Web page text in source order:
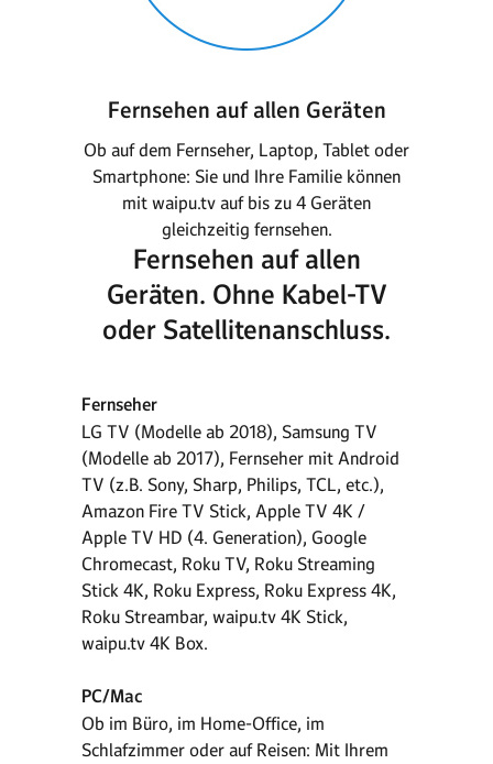
Fernsehen auf allen Geräten
Ob auf dem Fernseher, Laptop, Tablet oder
Smartphone: Sie und Ihre Familie können
mit waipu.tv auf bis zu 4 Geräten
gleichzeitig fernsehen.
Fernsehen auf allen
Geräten. Ohne Kabel-TV
oder Satellitenanschluss.
Fernseher
LG TV (Modelle ab 2018), Samsung TV
(Modelle ab 2017), Fernseher mit Android
TV (z.B. Sony, Sharp, Philips, TCL, etc.),
Amazon Fire TV Stick, Apple TV 4K /
Apple TV HD (4. Generation), Google
Chromecast, Roku TV, Roku Streaming
Stick 4K, Roku Express, Roku Express 4K,
Roku Streambar, waipu.tv 4K Stick,
waipu.tv 4K Box.
PC/Mac
Ob im Büro, im Home-Office, im
Schlafzimmer oder auf Reisen: Mit Ihrem